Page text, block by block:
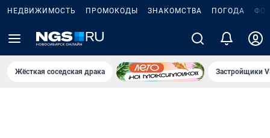
НЕДВИЖИМОСТЬ ПРОМОКОДЫ ЗНАКОМСТВА ПОГОДА
Жёсткая соседская драка Застройщики